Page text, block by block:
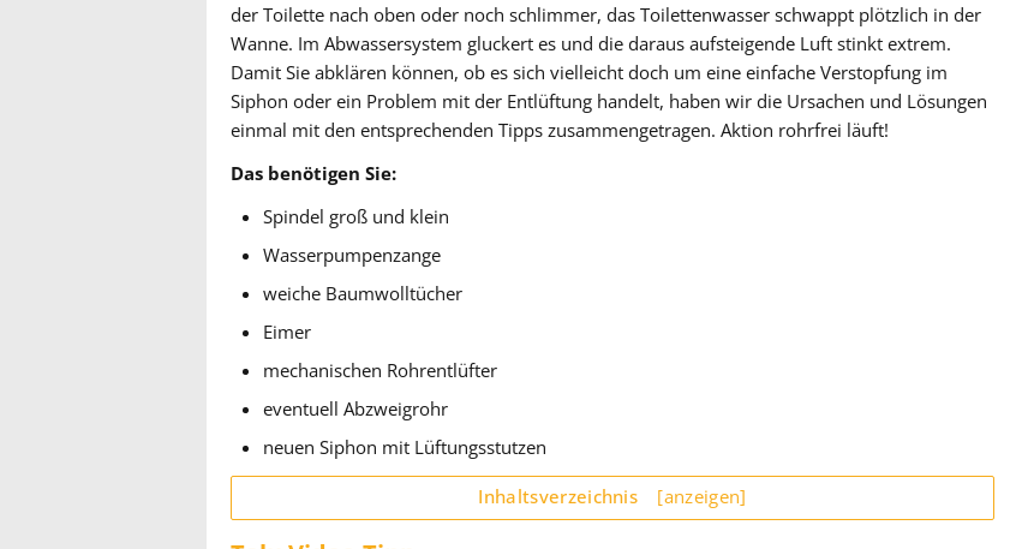
der Toilette nach oben oder noch schlimmer, das Toilettenwasser schwappt plötzlich in der
Wanne. Im Abwassersystem gluckert es und die daraus aufsteigende Luft stinkt extrem.
Damit Sie abklären können, ob es sich vielleicht doch um eine einfache Verstopfung im
Siphon oder ein Problem mit der Entlüftung handelt, haben wir die Ursachen und Lösungen
einmal mit den entsprechenden Tipps zusammengetragen. Aktion rohrfrei läuft!
Das benötigen Sie:
Spindel groß und klein
Wasserpumpenzange
weiche Baumwolltücher
Eimer
mechanischen Rohrentlüfter
eventuell Abzweigrohr
neuen Siphon mit Lüftungsstutzen
Inhaltsverzeichnis [anzeigen]